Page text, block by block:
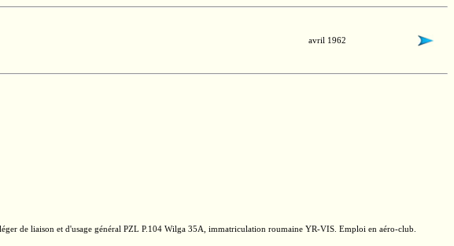
avril 1962
de liaison et d'usage général PZL P.104 Wilga 35A, immatriculation roumaine YR-VIS. Emploi en aéro-club.